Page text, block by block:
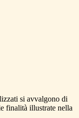
si avvalgono di
finalità illustrate nella